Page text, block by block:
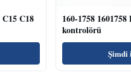
C18
160-1758
kontrolörü
Şimdi